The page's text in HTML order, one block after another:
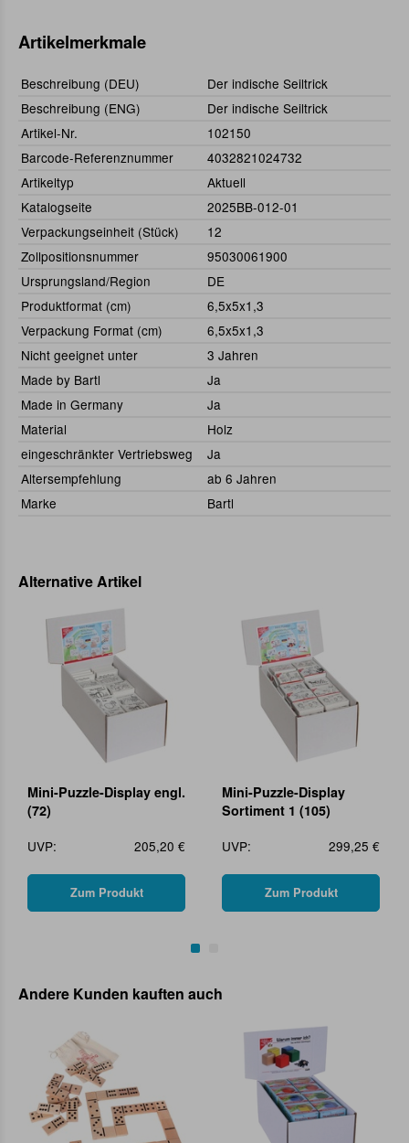
Artikelmerkmale
Beschreibung (DEU)
Der indische Seiltrick
Beschreibung (ENG)
Der indische Seiltrick
Artikel-Nr.
102150
Barcode-Referenznummer
4032821024732
Artikeltyp
Aktuell
Katalogseite
2025BB-012-01
Verpackungseinheit (Stück)
12
Zollpositionsnummer
95030061900
Ursprungsland/Region
DE
Produktformat (cm)
6,5x5x1,3
Verpackung Format (cm)
6,5x5x1,3
Nicht geeignet unter
3 Jahren
Made by Bartl
Ja
Made in Germany
Ja
Material
Holz
eingeschränkter Vertriebsweg
Ja
Altersempfehlung
ab 6 Jahren
Marke
Bartl
Alternative Artikel
Mini-Puzzle-Display engl.
(72)
UVP:
205,20 €
Zum Produkt
Mini-Puzzle-Display
Sortiment 1 (105)
UVP:
299,25 €
Zum Produkt
Andere Kunden kauften auch